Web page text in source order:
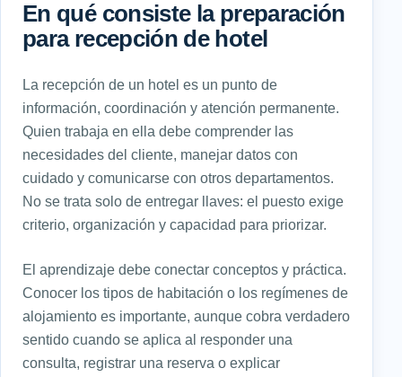
En qué consiste la preparación
para recepción de hotel
La recepción de un hotel es un punto de
información, coordinación y atención permanente.
Quien trabaja en ella debe comprender las
necesidades del cliente, manejar datos con
cuidado y comunicarse con otros departamentos.
No se trata solo de entregar llaves: el puesto exige
criterio, organización y capacidad para priorizar.
El aprendizaje debe conectar conceptos y práctica.
Conocer los tipos de habitación o los regímenes de
alojamiento es importante, aunque cobra verdadero
sentido cuando se aplica al responder una
consulta, registrar una reserva o explicar